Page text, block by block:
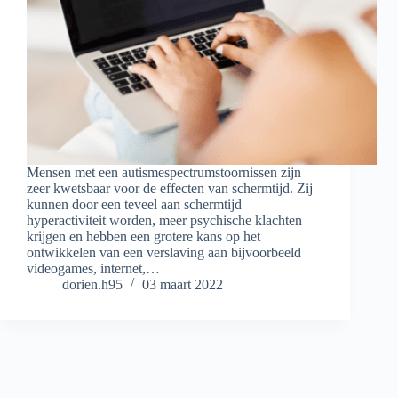
Mensen met een autismespectrumstoornissen zijn
zeer kwetsbaar voor de effecten van schermtijd. Zij
kunnen door een teveel aan schermtijd
hyperactiviteit worden, meer psychische klachten
krijgen en hebben een grotere kans op het
ontwikkelen van een verslaving aan bijvoorbeeld
videogames, internet,…
dorien.h95
03 maart 2022